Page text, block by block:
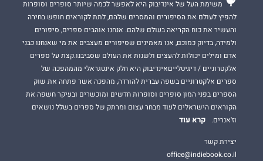
משימת העל של אינדיבוק היא לאפשר לכמה שיותר סופרים וסופרות
להפיץ לעולם את הסיפורים והמסרים שלהם, לתת לקוראים חופש בחירה
והעשיר את כוח הקריאה בעולם שלהם. אנחנו אוהבים ספרים, סיפורים
ולמידה, בדיוק כמוכם, אנו מאמינים שסיפורים מעצבים את מי שאנחנו כבני
אדם ומילים יכולות להעצים ולשנות את העולם שסביבנו.קצת על ספרים
אלקטרוניים / דיגיטלייםאינדיבוק היא חלק אינטגראלי מהמהפכה של
ספרים אלקטרוניים בשפה עברית להורדה, מהפכה אשר פתחה את שוק
הספרים בפני המון סופרים וסופרות חדשים ומוכשרים ובעיקר חשפה את
הקוראים הישראלים לעוד מבחר עצום ומרתק של ספרים בשלל נושאים
וז'אנרים.
קרא עוד
יצירת קשר
office@indiebook.co.il